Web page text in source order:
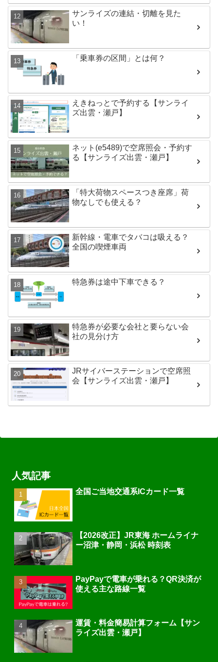
サンライズの連結・切離を見た
い！
「乗車券の区間」とは何？
えきねっとで予約する【サンライ
ズ出雲・瀬戸】
ネット(e5489)で空席照会・予約す
る【サンライズ出雲・瀬戸】
「特大荷物スペースつき座席」荷
物なしでも使える？
新幹線・電車でタバコは吸える？
全国の喫煙車両
特急券は途中下車できる？
特急券が必要な会社と要らない会
社の見分け方
JRサイバーステーションで空席照
会【サンライズ出雲・瀬戸】
人気記事
全国ご当地交通系ICカード一覧
【2026改正】JR東海 ホームライナ
ー沼津・静岡・浜松 時刻表
PayPayで電車が乗れる？QR決済が
使える主な路線一覧
運賃・料金簡易計算フォーム【サン
ライズ出雲・瀬戸】